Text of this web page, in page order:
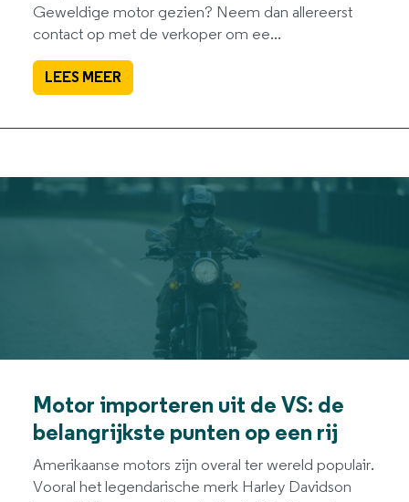
Geweldige motor gezien? Neem dan allereerst
contact op met de verkoper om ee...
LEES MEER
Motor importeren uit de VS: de
belangrijkste punten op een rij
Amerikaanse motors zijn overal ter wereld populair.
Vooral het legendarische merk Harley Davidson